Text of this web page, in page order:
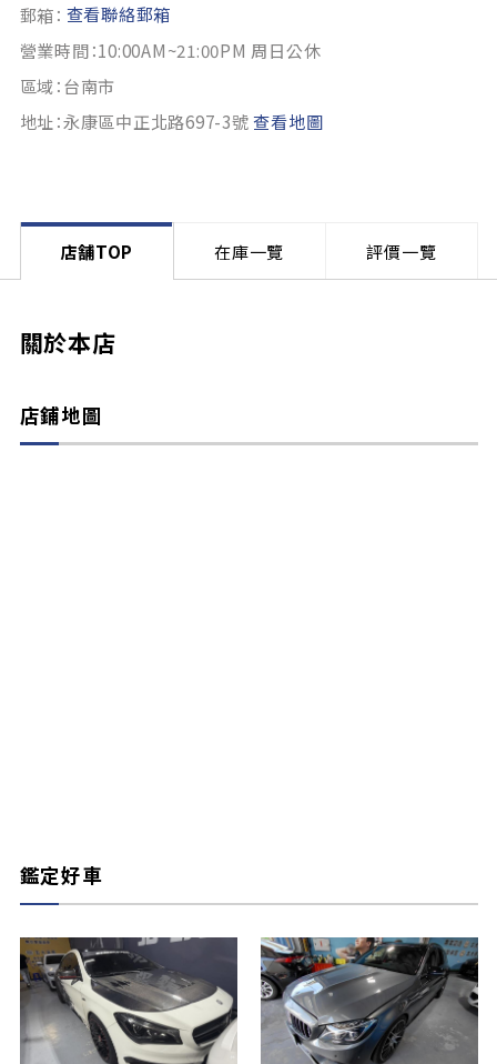
郵箱： 查看聯絡郵箱
營業時間：10:00AM~21:00PM 周日公休
區域：台南市
地址：永康區中正北路697-3號查看地圖
店舗TOP 在庫一覽 評價一覽
關於本店
店鋪地圖
鑑定好車